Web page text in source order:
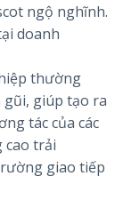
ngộ nghĩnh.
doanh
thường
gũi, giúp tạo ra
tác của các
cao trải
giao tiếp